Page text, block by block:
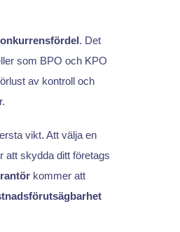
. Det
som BPO och KPO
av kontroll och
vikt. Att välja en
att skydda ditt företags
kommer att